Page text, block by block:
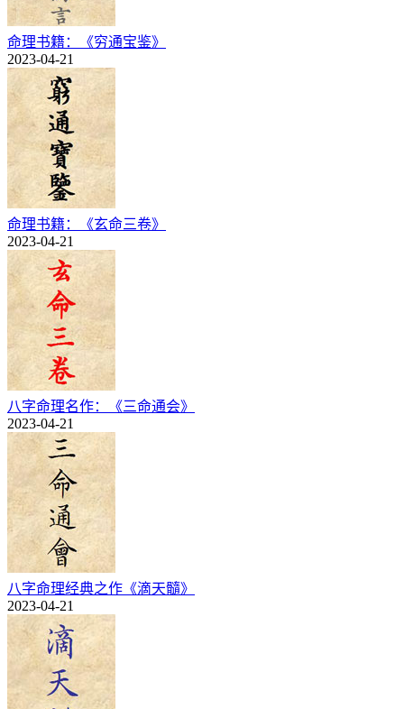
命理书籍：《穷通宝鉴》
2023-04-21
命理书籍：《玄命三卷》
2023-04-21
八字命理名作：《三命通会》
2023-04-21
八字命理经典之作《滴天髓》
2023-04-21